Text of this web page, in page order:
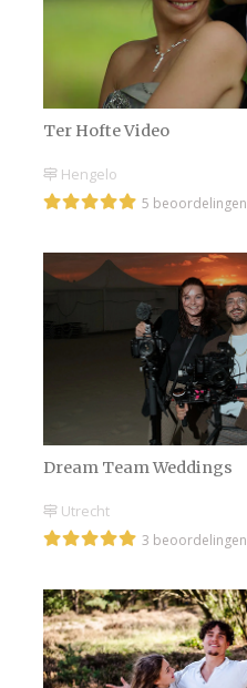
Ter Hofte Video
Hengelo
5 beoordelingen
Dream Team Weddings
Utrecht
3 beoordelingen